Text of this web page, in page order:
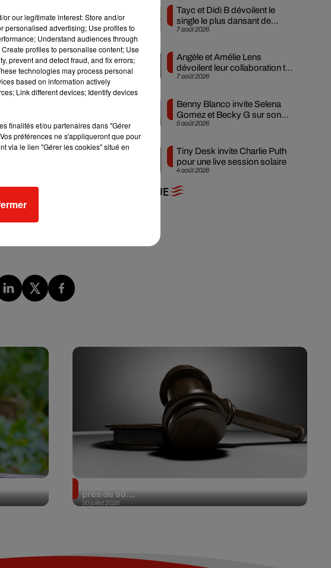
a réagi auprès
Son rôle est
sans
d'un droit
de cette
le
de la culture
7 août 2026
Tayc et Didi B dévoilent le
single le plus dansant de
l’année
7 août 2026
Angèle et Amélie Lens
dévoilent leur collaboration tant
attendue
5 août 2026
Benny Blanco invite Selena
Gomez et Becky G sur son
nouveau single
4 août 2026
Tiny Desk invite Charlie Puth
pour une live session solaire
+ DE MUSIQUE
30 juillet 2026
près de 90...
our legitimate interest: Store and/or
personalised advertising; Use profiles to
Understand audiences through
profiles to personalise content; Use
prevent and detect fraud, and fix errors;
technologies may process personal
based on information actively
Link different devices; Identify devices
finalités et/ou partenaires dans "Gérer
préférences ne s'appliqueront que pour
via le lien "Gérer les cookies" situé en